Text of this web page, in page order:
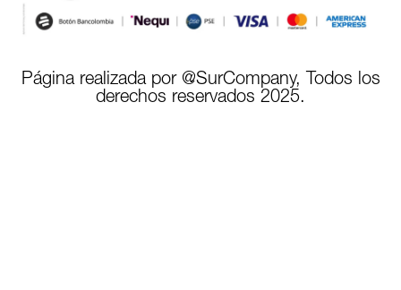
Página realizada por @SurCompany, Todos los
derechos reservados 2025.